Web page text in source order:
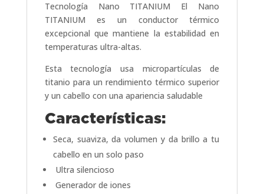
Tecnología Nano TITANIUM El Nano
TITANIUM es un conductor térmico
excepcional que mantiene la estabilidad en
temperaturas ultra-altas.
Esta tecnología usa micropartículas de
titanio para un rendimiento térmico superior
y un cabello con una apariencia saludable
Características:
Seca, suaviza, da volumen y da brillo a tu
cabello en un solo paso
Ultra silencioso
Generador de iones